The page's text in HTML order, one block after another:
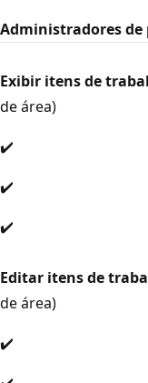
Administradores de
Exibir itens de
de área)
✔️
✔️
✔️
Editar itens de
de área)
✔️